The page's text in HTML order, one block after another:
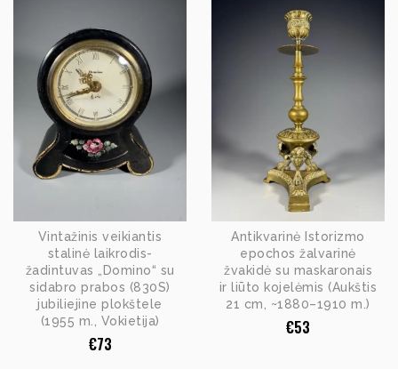
Vintažinis veikiantis
stalinė laikrodis-
žadintuvas „Domino“ su
sidabro prabos (830S)
jubiliejine plokštele
(1955 m., Vokietija)
€73
Antikvarinė Istorizmo
epochos žalvarinė
žvakidė su maskaronais
ir liūto kojelėmis (Aukštis
21 cm, ~1880–1910 m.)
€53